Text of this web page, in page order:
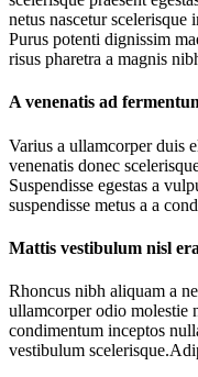
netus nascetur scelerisque
Purus potenti dignissim
risus pharetra a magnis
A venenatis ad
Varius a ullamcorper duis
venenatis donec
Suspendisse egestas a
suspendisse metus a a
Mattis vestibulum nisl
Rhoncus nibh aliquam a
ullamcorper odio molestie
condimentum inceptos
vestibulum